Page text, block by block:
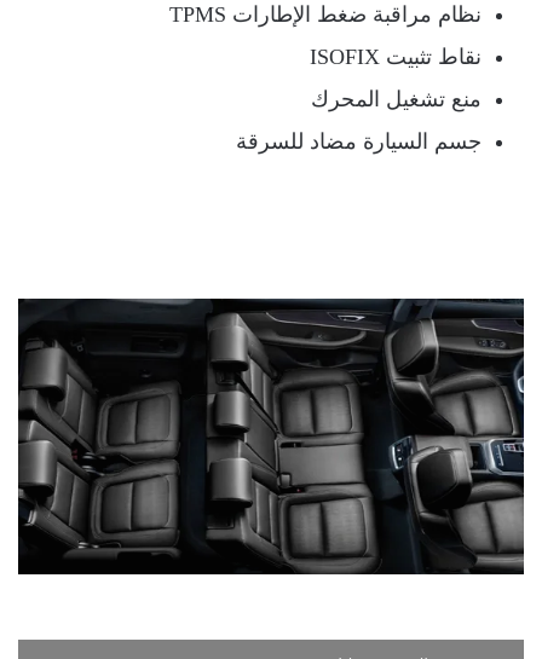
نظام مراقبة ضغط الإطارات TPMS
نقاط تثبيت ISOFIX
منع تشغيل المحرك
جسم السيارة مضاد للسرقة